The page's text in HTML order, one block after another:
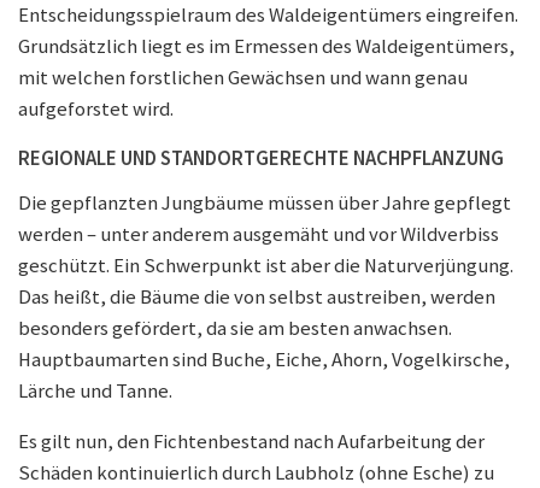
Entscheidungsspielraum des Waldeigentümers eingreifen.
Grundsätzlich liegt es im Ermessen des Waldeigentümers,
mit welchen forstlichen Gewächsen und wann genau
aufgeforstet wird.
REGIONALE UND STANDORTGERECHTE NACHPFLANZUNG
Die gepflanzten Jungbäume müssen über Jahre gepflegt
werden – unter anderem ausgemäht und vor Wildverbiss
geschützt. Ein Schwerpunkt ist aber die Naturverjüngung.
Das heißt, die Bäume die von selbst austreiben, werden
besonders gefördert, da sie am besten anwachsen.
Hauptbaumarten sind Buche, Eiche, Ahorn, Vogelkirsche,
Lärche und Tanne.
Es gilt nun, den Fichtenbestand nach Aufarbeitung der
Schäden kontinuierlich durch Laubholz (ohne Esche) zu